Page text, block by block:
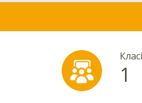
1